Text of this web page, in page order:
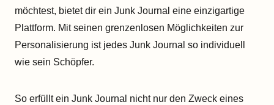
möchtest, bietet dir ein Junk Journal eine einzigartige
Plattform. Mit seinen grenzenlosen Möglichkeiten zur
Personalisierung ist jedes Junk Journal so individuell
wie sein Schöpfer.
So erfüllt ein Junk Journal nicht nur den Zweck eines